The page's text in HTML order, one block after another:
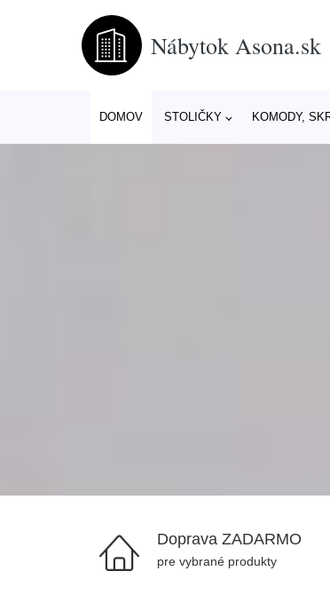
Nábytok Asona.sk
DOMOV STOLIČKY KOMODY,
Doprava ZADARMO
pre vybrané produkty